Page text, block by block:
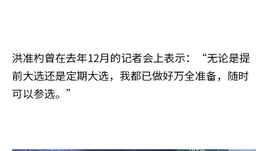
洪准杓曾在去年12月的记者会上表示：“无论是提
前大选还是定期大选，我都已做好万全准备，随时
可以参选。”